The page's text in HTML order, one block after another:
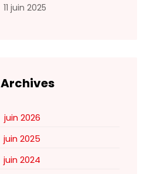
11 juin 2025
Archives
juin 2026
juin 2025
juin 2024